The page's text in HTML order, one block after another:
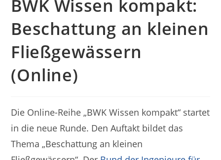
BWK Wissen kompakt:
Beschattung an kleinen
Fließgewässern
(Online)
Die Online-Reihe „BWK Wissen kompakt“ startet
in die neue Runde. Den Auftakt bildet das
Thema „Beschattung an kleinen